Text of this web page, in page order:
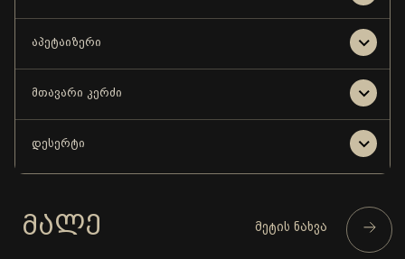
აპეტაიზერი
მთავარი კერძი
დესერტი
ᲛᲐᲚᲔ მეტის ნახვა